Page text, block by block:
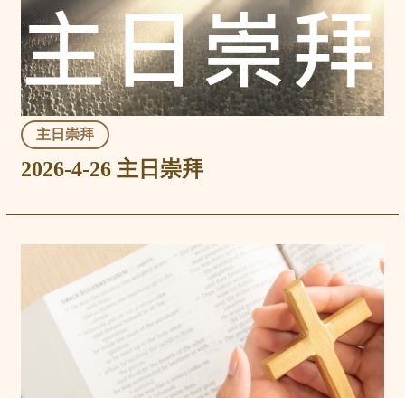
主日崇拜
2026-4-26 主日崇拜